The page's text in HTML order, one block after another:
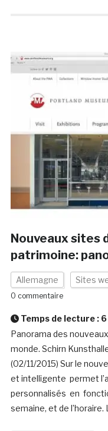
Nouveaux sites
patrimoine:
Allemagne Sites
0 commentaire
Temps de lecture : 6
Panorama des
monde. Schirn
(02/11/2015) Sur le
et intelligente permet
personnalisés en
semaine, et de l’horaire.